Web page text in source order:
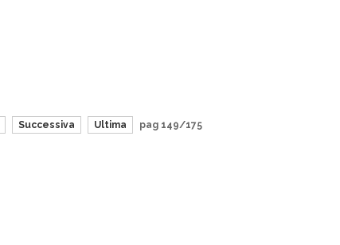
Successiva Ultima pag 149/175